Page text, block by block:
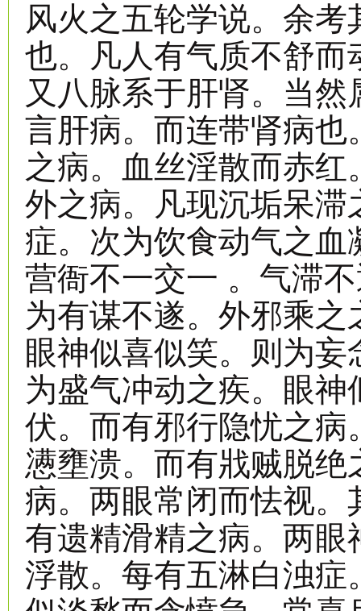
风火之五轮学说。余
也。凡人有气质不舒
又八脉系于肝肾。当
言肝病。而连带肾病
之病。血丝淫散而赤
外之病。凡现沉垢呆
症。次为饮食动气之
营衙不一交一 。气滞
为有谋不遂。外邪乘
眼神似喜似笑。则为
为盛气冲动之疾。眼
伏。而有邪行隐忧之
懑壅溃。而有戕贼脱
病。两眼常闭而怯视
有遗精滑精之病。两
浮散。每有五淋白浊